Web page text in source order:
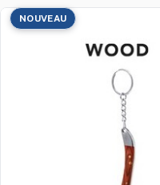
NOUVEAU